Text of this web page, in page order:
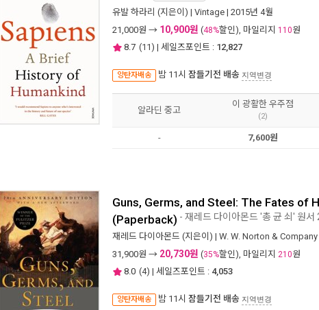
유발 하라리 (지은이) | Vintage | 2015년 4월
21,000원 → 10,900원 (48%할인), 마일리지 110원
8.7 (11) | 세일즈포인트 : 12,827
양탄자배송 밤 11시 잠들기전 배송 지역변경
알라딘 중고
이 광활한 우주점
(2)
- 7,600원
Guns, Germs, and Steel: The Fates of
(Paperback) - 재레드 다이아몬드 '총 균 쇠' 원서
재레드 다이아몬드 (지은이) | W. W. Norton & Company
31,900원 → 20,730원 (35%할인), 마일리지 210원
8.0 (4) | 세일즈포인트 : 4,053
양탄자배송 밤 11시 잠들기전 배송 지역변경